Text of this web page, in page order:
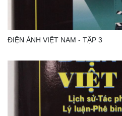
ĐIỆN ẢNH VIỆT NAM - TẬP 3